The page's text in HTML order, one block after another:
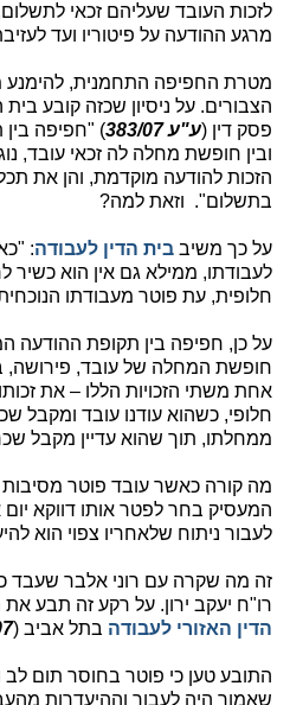
לזכות העובד שעליהם זכאי
מרגע ההודעה על פיטוריו ועד
מטרת החפיפה התחמנית,
הצבורים. על ניסיון שכזה קובע
פסק דין (ע"ע 383/07
) "חפיפה
ובין חופשת מחלה לה זכאי עובד,
הזכות להודעה מוקדמת, והן את
בתשלום". וזאת למה?
על כך משיב בית הדין לעבודה:
לעבודתו, ממילא גם אין הוא כשיר
חלופית, עת פוטר מעבודתו
על כן, חפיפה בין תקופת ההודעה
חופשת המחלה של עובד, פירושה,
אחת משתי הזכויות הללו – את
חלופי, כשהוא עודנו עובד ומקבל
ממחלתו, תוך שהוא עדיין מקבל
מה קורה כאשר עובד פוטר מסיבות
המעסיק בחר לפטר אותו דווקא
לעבור ניתוח שלאחריו צפוי הוא
זה מה שקרה עם רוני אלבר שעבד
רו"ח יעקב ירון. על רקע זה תבע
הדין האזורי לעבודה בתל אביב (
התובע טען כי פוטר בחוסר תום לב
שאמור היה לעבור וההיעדרות